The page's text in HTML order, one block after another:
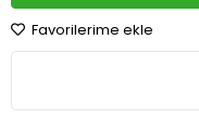
Favorilerime ekle